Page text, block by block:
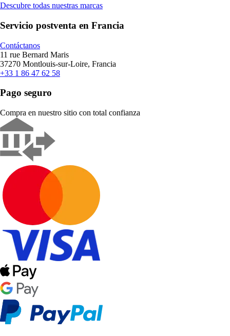
Descubre todas nuestras marcas
Servicio postventa en Francia
Contáctanos
11 rue Bernard Maris
37270 Montlouis-sur-Loire, Francia
+33 1 86 47 62 58
Pago seguro
Compra en nuestro sitio con total confianza